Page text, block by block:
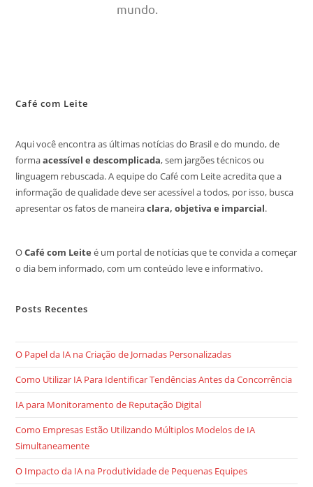
mundo.
Café com Leite
Aqui você encontra as últimas notícias do Brasil e do mundo, de
formaacessível e descomplicada, sem jargões técnicos ou
linguagem rebuscada. A equipe do Café com Leite acredita que a
informação de qualidade deve ser acessível a todos, por isso, busca
apresentar os fatos de maneiraclara, objetiva e imparcial.
OCafé com Leite é um portal de notícias que te convida a começar
o dia bem informado, com um conteúdo leve e informativo.
Posts Recentes
O Papel da IA na Criação de Jornadas Personalizadas
Como Utilizar IA Para Identificar Tendências Antes da Concorrência
IA para Monitoramento de Reputação Digital
Como Empresas Estão Utilizando Múltiplos Modelos de IA
Simultaneamente
O Impacto da IA na Produtividade de Pequenas Equipes